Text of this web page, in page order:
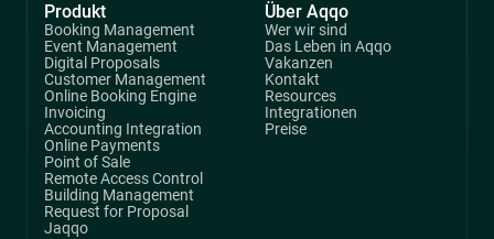
Produkt
Booking Management
Event Management
Digital Proposals
Customer Management
Online Booking Engine
Invoicing
Accounting Integration
Online Payments
Point of Sale
Remote Access Control
Building Management
Request for Proposal
Jaqqo
Über Aqqo
Wer wir sind
Das Leben in Aqqo
Vakanzen
Kontakt
Resources
Integrationen
Preise